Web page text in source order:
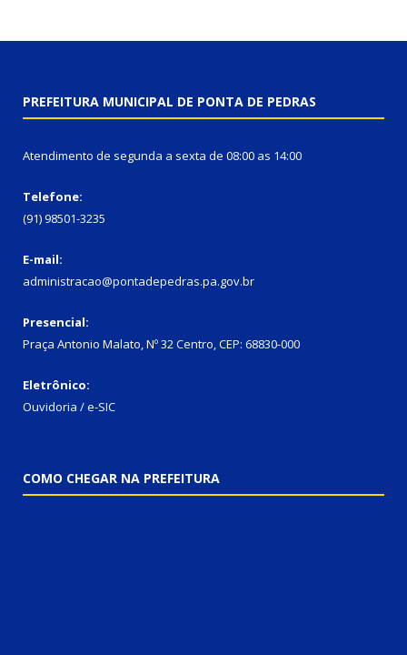
PREFEITURA MUNICIPAL DE PONTA DE PEDRAS
Atendimento de segunda a sexta de 08:00 as 14:00
Telefone:
(91) 98501-3235
E-mail:
administracao@pontadepedras.pa.gov.br
Presencial:
Praça Antonio Malato, Nº 32 Centro, CEP: 68830-000
Eletrônico:
Ouvidoria / e-SIC
COMO CHEGAR NA PREFEITURA